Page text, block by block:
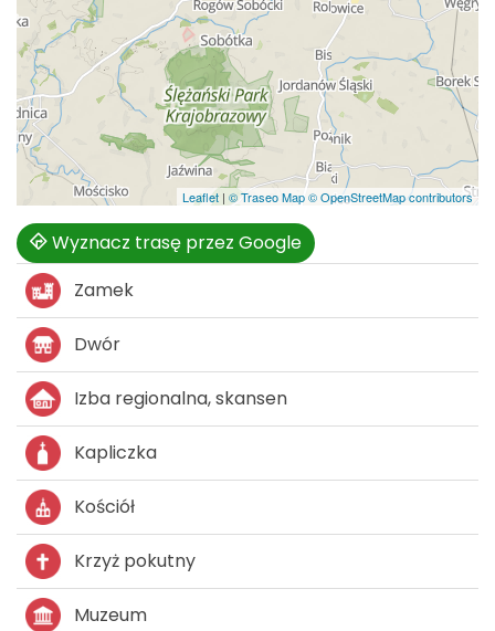
Leaflet | © Traseo Map© OpenStreetMap contributors
Wyznacz trasę przez Google
Zamek
Dwór
Izba regionalna, skansen
Kapliczka
Kościół
Krzyż pokutny
Muzeum